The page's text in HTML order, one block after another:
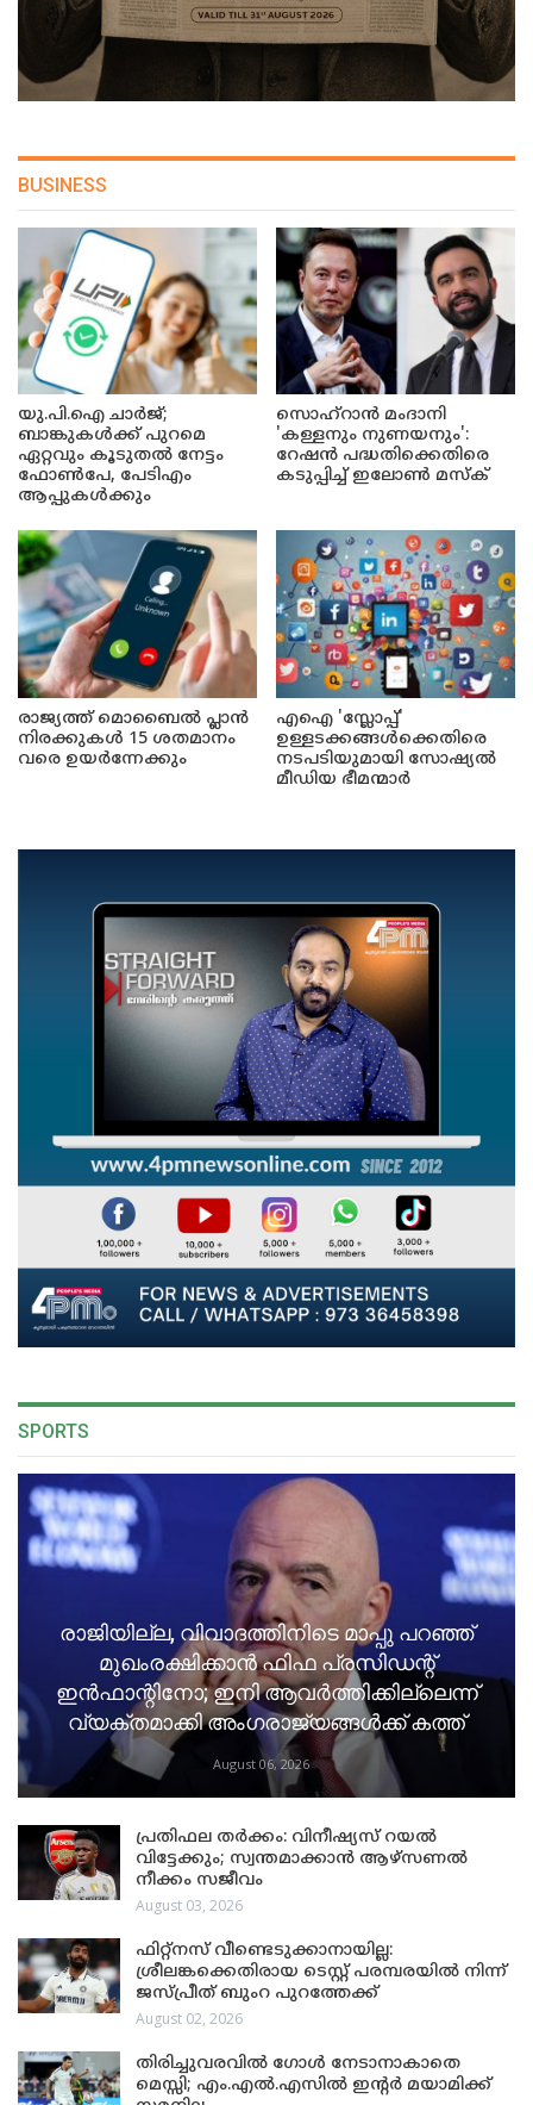
BUSINESS
യു.പി.ഐ ചാർജ്;
ബാങ്കുകൾക്ക് പുറമെ
ഏറ്റവും കൂടുതൽ നേട്ടം
ഫോൺപേ, പേടിഎം
ആപ്പുകൾക്കും
സൊഹ്റാൻ മംദാനി
'കള്ളനും നുണയനും':
റേഷൻ പദ്ധതിക്കെതിരെ
കടുപ്പിച്ച് ഇലോൺ മസ്ക്
രാജ്യത്ത് മൊബൈൽ പ്ലാൻ
നിരക്കുകൾ 15 ശതമാനം
വരെ ഉയർന്നേക്കും
എഐ 'സ്ലോപ്പ്'
ഉള്ളടക്കങ്ങൾക്കെതിരെ
നടപടിയുമായി സോഷ്യൽ
മീഡിയ ഭീമന്മാർ
SPORTS
രാജിയില്ല, വിവാദത്തിനിടെ മാപ്പു പറഞ്ഞ്
മുഖംരക്ഷിക്കാൻ ഫിഫ പ്രസിഡന്റ്
ഇൻഫാന്റിനോ; ഇനി ആവർത്തിക്കില്ലെന്ന്
വ്യക്തമാക്കി അംഗരാജ്യങ്ങൾക്ക് കത്ത്
August 06, 2026
പ്രതിഫല തർക്കം: വിനീഷ്യസ് റയൽ
വിട്ടേക്കും; സ്വന്തമാക്കാൻ ആഴ്സണൽ
നീക്കം സജീവം
August 03, 2026
ഫിറ്റ്നസ് വീണ്ടെടുക്കാനായില്ല:
ശ്രീലങ്കക്കെതിരായ ടെസ്റ്റ് പരമ്പരയിൽ നിന്ന്
ജസ്പ്രീത് ബുംറ പുറത്തേക്ക്
August 02, 2026
തിരിച്ചുവരവിൽ ഗോൾ നേടാനാകാതെ
മെസ്സി; എം.എൽ.എസിൽ ഇന്റർ മയാമിക്ക്